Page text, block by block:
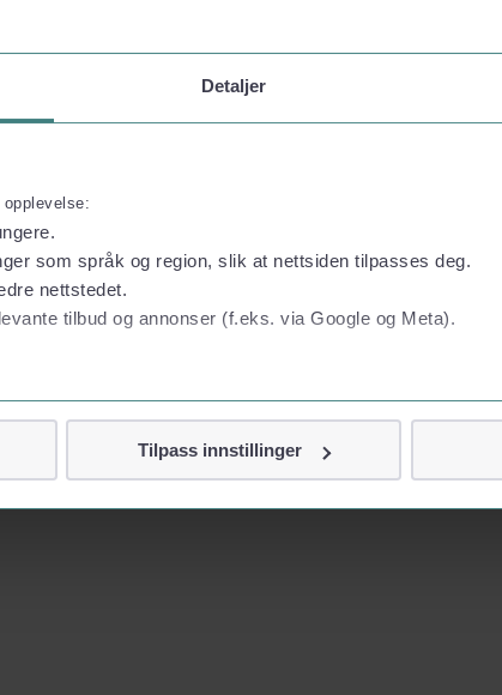
Detaljer
som språk og region, slik at nettsiden tilpasses deg.
nettstedet.
tilbud og annonser (f.eks. via Google og Meta).
Tilpass innstillinger